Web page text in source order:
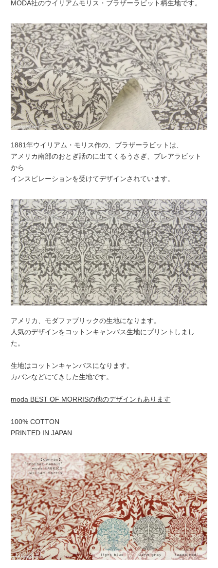
MODA社のウイリアムモリス・ブラザーラビット柄生地です。
1881年ウイリアム・モリス作の、ブラザーラビットは、
アメリカ南部のおとぎ話のに出てくるうさぎ、ブレアラビット
から
インスピレーションを受けてデザインされています。
アメリカ、モダファブリックの生地になります。
人気のデザインをコットンキャンバス生地にプリントしまし
た。
生地はコットンキャンバスになります。
カバンなどにてきした生地です。
moda BEST OF MORRISの他のデザインもあります
100% COTTON
PRINTED IN JAPAN